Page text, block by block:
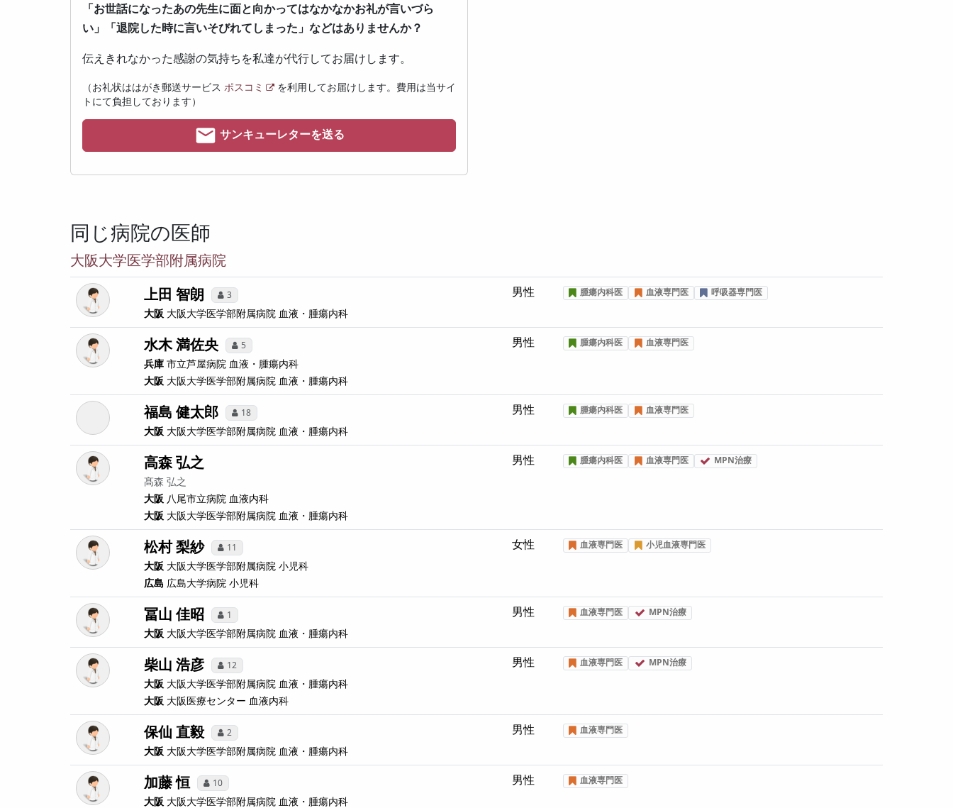
「お世話になったあの先生に面と向かってはなかなかお礼が言いづら
い」「退院した時に言いそびれてしまった」などはありませんか？
伝えきれなかった感謝の気持ちを私達が代行してお届けします。
（お礼状ははがき郵送サービス ポスコミ
を利用してお届けします。費用は当サイ
トにて負担しております）
サンキューレターを送る
同じ病院の医師
大阪大学医学部附属病院
上田 智朗 3
大阪 大阪大学医学部附属病院 血液・腫瘍内科
男性 腫瘍内科医 血液専門医 呼吸器専門医
水木 満佐央 5
兵庫 市立芦屋病院 血液・腫瘍内科
大阪 大阪大学医学部附属病院 血液・腫瘍内科
男性 腫瘍内科医 血液専門医
福島 健太郎 18
大阪 大阪大学医学部附属病院 血液・腫瘍内科
男性 腫瘍内科医 血液専門医
高森 弘之
髙森 弘之
大阪 八尾市立病院 血液内科
大阪 大阪大学医学部附属病院 血液・腫瘍内科
男性 腫瘍内科医 血液専門医 MPN治療
松村 梨紗 11
大阪 大阪大学医学部附属病院 小児科
広島 広島大学病院 小児科
女性 血液専門医 小児血液専門医
冨山 佳昭 1
大阪 大阪大学医学部附属病院 血液・腫瘍内科
男性 血液専門医 MPN治療
柴山 浩彦 12
大阪 大阪大学医学部附属病院 血液・腫瘍内科
大阪 大阪医療センター 血液内科
男性 血液専門医 MPN治療
保仙 直毅 2
大阪 大阪大学医学部附属病院 血液・腫瘍内科
男性 血液専門医
加藤 恒 10
大阪 大阪大学医学部附属病院 血液・腫瘍内科
男性 血液専門医